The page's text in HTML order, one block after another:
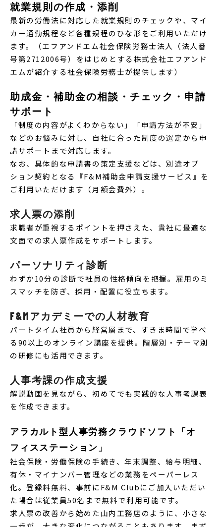
就業規則の作成・添削
最新の労働法に対応した就業規則のチェックや、マイ
カー通勤規程など各種規程のひな形をご利用いただけ
ます。（エフアンドエム社会保険労務士法人（法人番
号第2712006号）をはじめとする株式会社エフアンド
エムが紹介する社会保険労務士が提供します）
助成金・補助金の相談・チェック・申請
サポート
「制度の内容がよくわからない」「申請方法が不安」
などのお悩みに対し、自社に合った制度の選定から申
請サポートまで対応します。
なお、具体的な申請書の策定支援などは、別途オプ
ション契約となる『F&M補助金申請支援サービス』を
ご利用いただけます（月額会費外）。
求人票の添削
求職者が重視するポイントを押さえた、貴社に最適な
文面での求人票作成をサポートします。
パーソナリティ診断
わずか10分の診断で社員の性格傾向を把握。雇用のミ
スマッチを防ぎ、採用・配置に役立ちます。
F&Mアカデミーでの人材教育
パートタイム社員から経営層まで、すきま時間で学べ
る90以上のオンライン講座を提供。階層別・テーマ別
の研修にも活用できます。
人事考課の作成支援
解説動画を見ながら、初めてでも実践的な人事考課表
を作成できます。
アラカルト型人事労務クラウドソフト「オ
フィスステーション」
社会保険・労働保険の手続き、年末調整、給与明細、
有休・マイナンバー管理などの業務をペーパーレス
化。登録料無料、 事前にF&M Clubにご加入いただい
た場合は従業員50名まで無料で利用可能です。
求人票の改善から始めた山内工務店のように、小さな